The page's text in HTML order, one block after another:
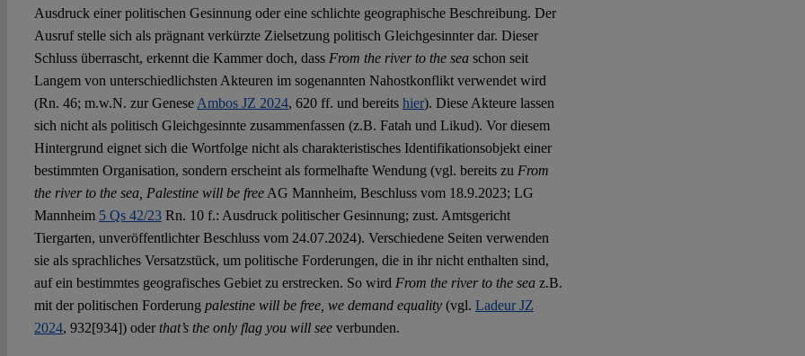
Ausdruck einer politischen Gesinnung oder eine schlichte geographische Beschreibung. Der
Ausruf stelle sich als prägnant verkürzte Zielsetzung politisch Gleichgesinnter dar. Dieser
Schluss überrascht, erkennt die Kammer doch, dass From the river to the seaschon seit
Langem von unterschiedlichsten Akteuren im sogenannten Nahostkonflikt verwendet wird
(Rn. 46; m.w.N. zur GeneseAmbos JZ 2024, 620 ff. und bereits hier). Diese Akteure lassen
sich nicht als politisch Gleichgesinnte zusammenfassen (z.B. Fatah und Likud). Vor diesem
Hintergrund eignet sich die Wortfolge nicht als charakteristisches Identifikationsobjekt einer
bestimmten Organisation, sondern erscheint als formelhafte Wendung (vgl. bereits zu From
the river to the sea, Palestine will be freeAG Mannheim, Beschluss vom 18.9.2023; LG
Mannheim 5 Qs 42/23Rn. 10 f.: Ausdruck politischer Gesinnung; zust. Amtsgericht
Tiergarten, unveröffentlichter Beschluss vom 24.07.2024). Verschiedene Seiten verwenden
sie als sprachliches Versatzstück, um politische Forderungen, die in ihr nicht enthalten sind,
auf ein bestimmtes geografisches Gebiet zu erstrecken. So wird From the river to the seaz.B.
mit der politischen Forderung palestine will be free, we demand equality(vgl. Ladeur JZ
2024, 932[934]) oderthat’s the only flag you will seeverbunden.